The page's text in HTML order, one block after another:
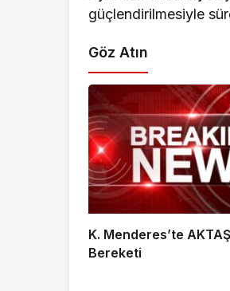
güçlendirilmesiyle
Göz Atın
K. Menderes’te AKTAŞ
Bereketi